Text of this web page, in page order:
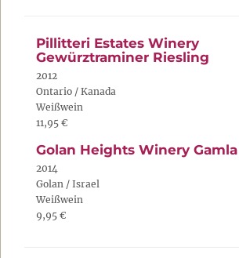
Pillitteri Estates Winery
Gewürztraminer Riesling
2012
Ontario / Kanada
Weißwein
11,95 €
Golan Heights Winery
2014
Golan / Israel
Weißwein
9,95 €